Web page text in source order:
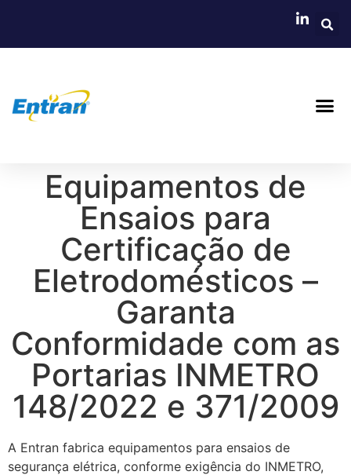
Equipamentos de
Ensaios para
Certificação de
Eletrodomésticos –
Garanta
Conformidade com as
Portarias INMETRO
148/2022 e 371/2009
A Entran fabrica equipamentos para ensaios de
segurança elétrica, conforme exigência do INMETRO,